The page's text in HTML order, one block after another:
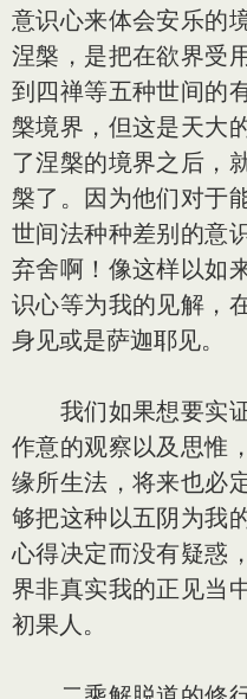
意识心来体会安乐的
涅槃，是把在欲界受
到四禅等五种世间的
槃境界，但这是天大
了涅槃的境界之后，
槃了。因为他们对于
世间法种种差别的意
弃舍啊！像这样以如
识心等为我的见解，
身见或是萨迦耶见。
我们如果想要实证
作意的观察以及思惟
缘所生法，将来也必
够把这种以五阴为我
心得决定而没有疑惑
界非真实我的正见当
初果人。